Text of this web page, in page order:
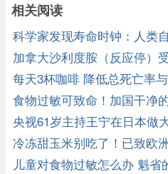
相关阅读
科学家发现寿命时钟：人类
加拿大沙利度胺（反应停）
的赔偿
每天3杯咖啡 降低总死亡率
食物过敏可致命！加国干净
央视61岁主持王宁在日本做
冷冻甜玉米别吃了！已致欧
儿童对食物过敏怎么办 魁